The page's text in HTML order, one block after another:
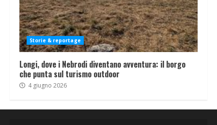
Storie & reportage
Longi, dove i Nebrodi diventano avventura: il borgo
che punta sul turismo outdoor
4 giugno 2026